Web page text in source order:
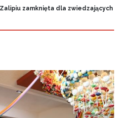
zamknięta dla zwiedzających